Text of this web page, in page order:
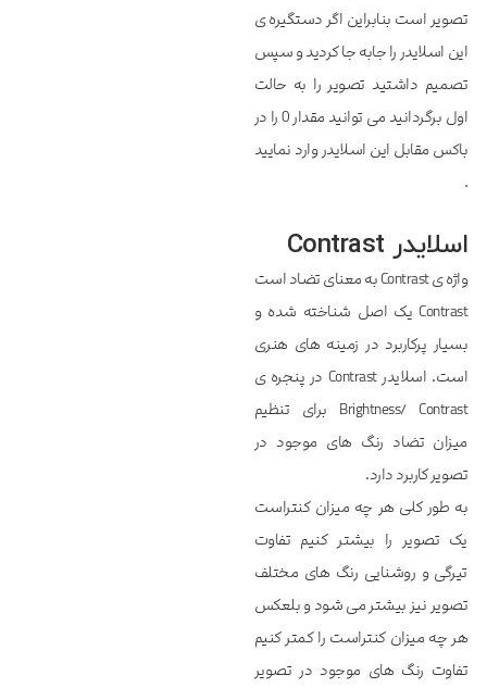
تصویر است بنابراین اگر دستگیره ی
این اسلایدر را جابه جا کردید و سپس
تصمیم داشتید تصویر را به حالت
اول برگردانید می توانید مقدار 0 را در
باکس مقابل این اسلایدر وارد نمایید
.
اسلایدر Contrast
واژه ی Contrast به معنای تضاد است
Contrast یک اصل شناخته شده و
بسیار پرکاربرد در زمینه های هنری
است. اسلایدر Contrast در پنجره ی
Brightness/ Contrast برای تنظیم
میزان تضاد رنگ های موجود در
تصویر کاربرد دارد.
به طور کلی هر چه میزان کنتراست
یک تصویر را بیشتر کنیم تفاوت
تیرگی و روشنایی رنگ های مختلف
تصویر نیز بیشتر می شود و بلعکس
هر چه میزان کنتراست را کمتر کنیم
تفاوت رنگ های موجود در تصویر